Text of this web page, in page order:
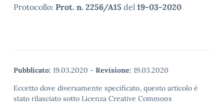
Protocollo: Prot. n. 2256/A15 del 19-03-2020
Pubblicato: 19.03.2020 - Revisione: 19.03.2020
Eccetto dove diversamente specificato, questo articolo è
stato rilasciato sotto Licenza Creative Commons